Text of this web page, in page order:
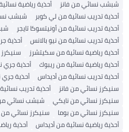
شبشب نسائي من فانز
أحذية رياضية
أحذية تدريب نسائية من لي كوبر
شبشب
أحذية تدريب نسائية من أونيتسوكا تايجر
أحذية تدريب نسائية من نيو بالانس
أحذية
أحذية رياضية نسائية من سكيتشرز
أحذية رياضية نسائية من ريبوك
أحذية جري
أحذية تدريب نسائية من أديداس
أحذية جري
سنيكرز نسائي من فانز
أحذية تدريب
سنيكرز نسائي من نايكي
شبشب نسائي من
سنيكرز نسائي من بوما
سنيكرز نسائي من
أحذية رياضية نسائية من أديداس
أحذية